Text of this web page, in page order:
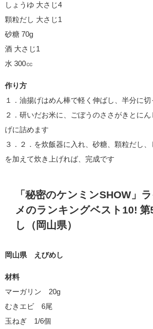
しょうゆ 大さじ4
顆粒だし 大さじ1
砂糖 70g
酒 大さじ1
水 300㏄
作り方
１．油揚げはめん棒で軽く伸ばし、半分に
２．研いだお米に、ごぼうのささがきとに
げに詰めます
３．２．を炊飯器に入れ、砂糖、顆粒だし
を加えて炊き上げれば、完成です
「秘密のケンミンSHOW」
メのランキングベスト10! 第
し（岡山県）
岡山県 えびめし
材料
マーガリン 20g
むきエビ 6尾
玉ねぎ 1/6個